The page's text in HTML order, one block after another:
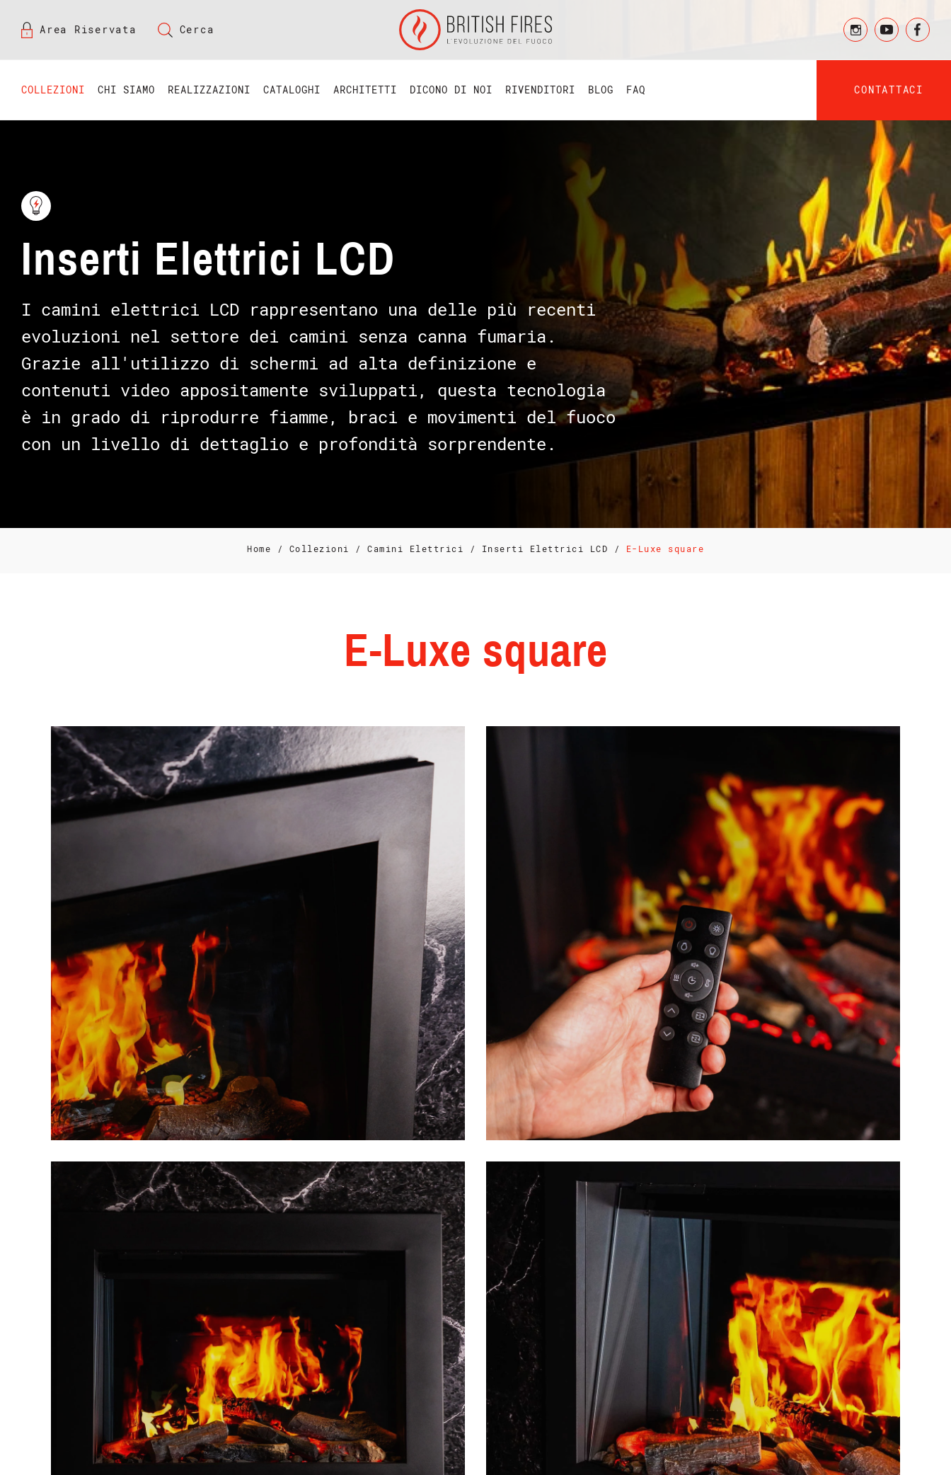
Area Riservata Cerca
COLLEZIONI CHI SIAMO REALIZZAZIONI CATALOGHI ARCHITETTI DICONO DI NOI RIVENDITORI BLOG FAQ CONTATTACI
Inserti Elettrici LCD
I camini elettrici LCD rappresentano una delle più recenti
evoluzioni nel settore dei camini senza canna fumaria.
Grazie all'utilizzo di schermi ad alta definizione e
contenuti video appositamente sviluppati, questa tecnologia
è in grado di riprodurre fiamme, braci e movimenti del fuoco
con un livello di dettaglio e profondità sorprendente.
Home / Collezioni / Camini Elettrici / Inserti Elettrici LCD / E-Luxe square
E-Luxe square